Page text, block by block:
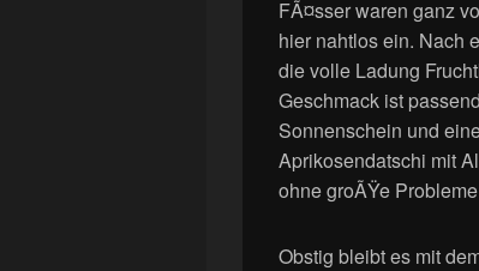
FÃ¤sser waren ganz
hier nahtlos ein. Nach
die volle Ladung
Geschmack ist
Sonnenschein und
Aprikosendatschi mit
ohne groÃŸe
Obstig bleibt es mit